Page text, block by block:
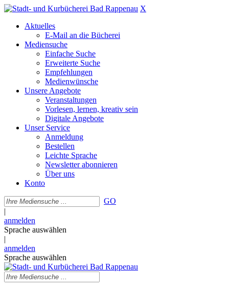
X
Aktuelles
E-Mail an die Bücherei
Mediensuche
Einfache Suche
Erweiterte Suche
Empfehlungen
Medienwünsche
Unsere Angebote
Veranstaltungen
Vorlesen, lernen, kreativ sein
Digitale Angebote
Unser Service
Anmeldung
Bestellen
Leichte Sprache
Newsletter abonnieren
Über uns
Konto
GO
|
anmelden
Sprache auswählen
|
anmelden
Sprache auswählen